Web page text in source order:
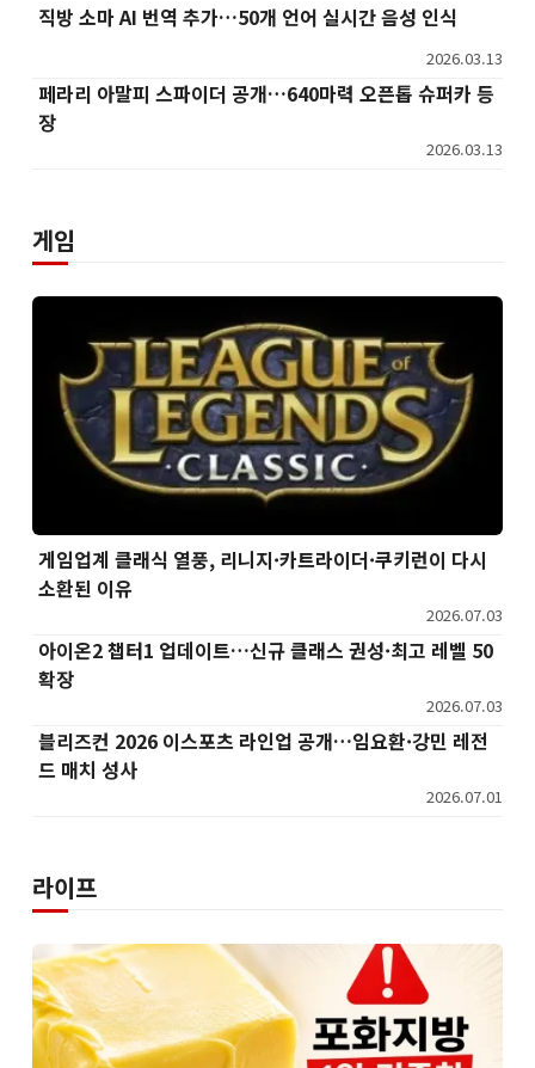
직방 소마 AI 번역 추가…50개 언어 실시간 음성 인식
2026.03.13
페라리 아말피 스파이더 공개…640마력 오픈톱 슈퍼카 등
장
2026.03.13
게임
게임업계 클래식 열풍, 리니지·카트라이더·쿠키런이 다시
소환된 이유
2026.07.03
아이온2 챕터1 업데이트…신규 클래스 권성·최고 레벨 50
확장
2026.07.03
블리즈컨 2026 이스포츠 라인업 공개…임요환·강민 레전
드 매치 성사
2026.07.01
라이프